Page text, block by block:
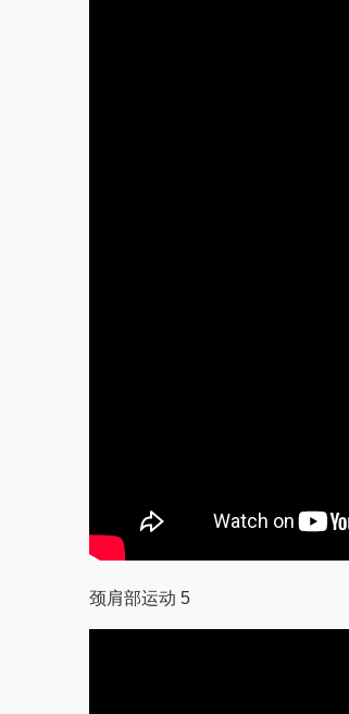
颈肩部运动 5